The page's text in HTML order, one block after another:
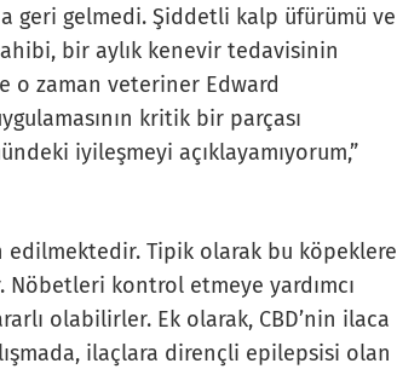
geri gelmedi. Şiddetli kalp üfürümü ve
bir aylık kenevir tedavisinin
o zaman veteriner Edward
kritik bir parçası
iyileşmeyi açıklayamıyorum,”
edilmektedir. Tipik olarak bu köpeklere
kontrol etmeye yardımcı
olabilirler. Ek olarak, CBD’nin ilaca
ilaçlara dirençli epilepsisi olan